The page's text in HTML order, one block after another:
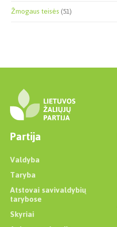
Žmogaus teisės(51)
Partija
Valdyba
Taryba
Atstovai savivaldybių
tarybose
Skyriai